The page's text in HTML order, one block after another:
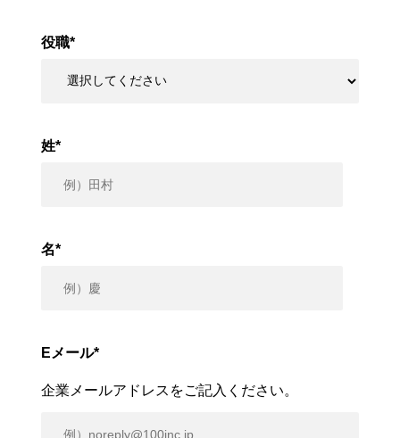
役職*
姓*
名*
Eメール*
企業メールアドレスをご記入ください。